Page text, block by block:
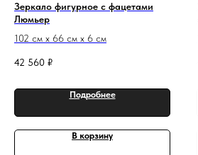
Зеркало фигурное с фацетами
Люмьер
102 см х 66 см х 6 см
42 560 ₽
Подробнее
В корзину